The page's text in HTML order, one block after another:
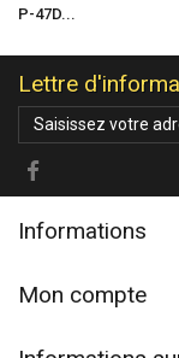
P-47D...
Lettre
Informations
Mon compte